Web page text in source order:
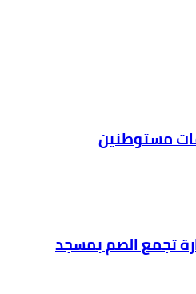
مستوطنين
تجمع الصم بمسجد